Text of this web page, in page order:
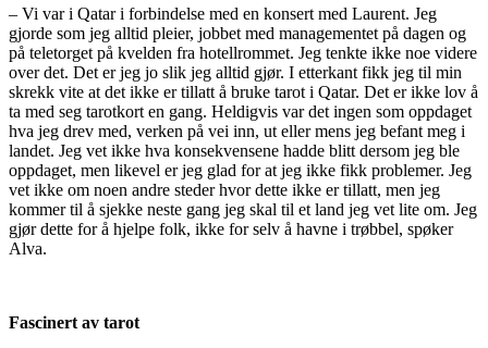
– Vi var i Qatar i forbindelse med en konsert med Laurent. Jeg
gjorde som jeg alltid pleier, jobbet med managementet på dagen og
på teletorget på kvelden fra hotellrommet. Jeg tenkte ikke noe videre
over det. Det er jeg jo slik jeg alltid gjør. I etterkant fikk jeg til min
skrekk vite at det ikke er tillatt å bruke tarot i Qatar. Det er ikke lov å
ta med seg tarotkort en gang. Heldigvis var det ingen som oppdaget
hva jeg drev med, verken på vei inn, ut eller mens jeg befant meg i
landet. Jeg vet ikke hva konsekvensene hadde blitt dersom jeg ble
oppdaget, men likevel er jeg glad for at jeg ikke fikk problemer. Jeg
vet ikke om noen andre steder hvor dette ikke er tillatt, men jeg
kommer til å sjekke neste gang jeg skal til et land jeg vet lite om. Jeg
gjør dette for å hjelpe folk, ikke for selv å havne i trøbbel, spøker
Alva.
Fascinert av tarot